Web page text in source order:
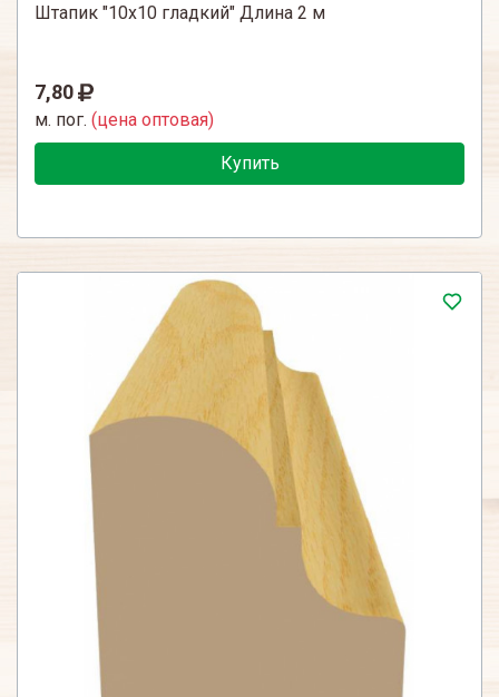
Штапик "10х10 гладкий" Длина 2 м
7,80
м. пог. (цена оптовая)
Купить